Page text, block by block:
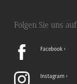
Folgen Sie uns auf
Facebook
Instagram